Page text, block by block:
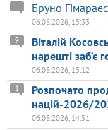
Бруно
06.08.2026, 15:33
Віталій
нарешті заб’є
9
06.08.2026, 15:12
Розпочато
націй-2026/
1
06.08.2026, 14:51